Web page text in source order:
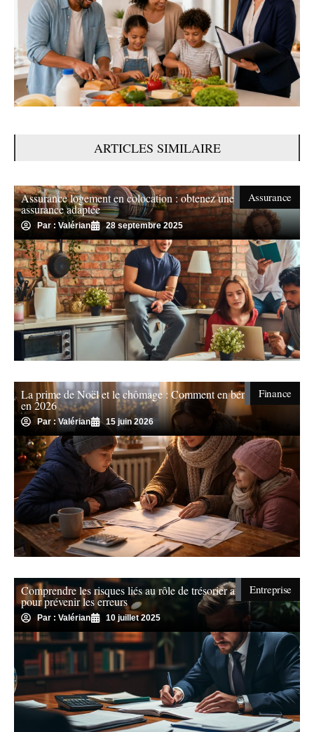
ARTICLES SIMILAIRE
Assurance
Assurance logement en colocation : obtenez une
assurance adaptée
Par : Valérian 28 septembre 2025
Finance
La prime de Noël et le chômage : Comment en bénéficier
en 2026
Par : Valérian 15 juin 2026
Entreprise
Comprendre les risques liés au rôle de trésorier association
pour prévenir les erreurs
Par : Valérian 10 juillet 2025